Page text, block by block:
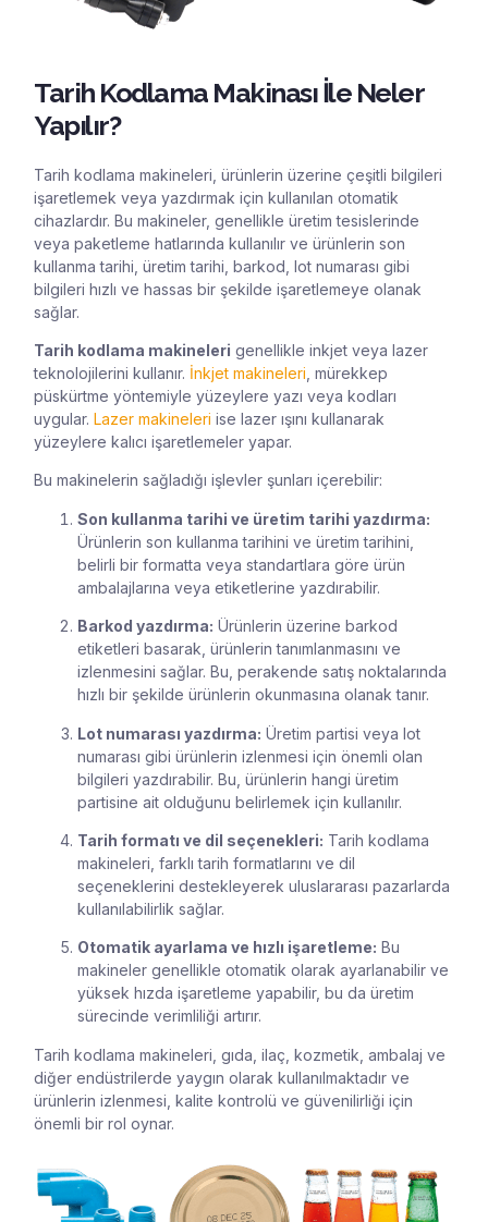
Tarih Kodlama Makinası İle Neler
Yapılır?
Tarih kodlama makineleri, ürünlerin üzerine çeşitli bilgileri
işaretlemek veya yazdırmak için kullanılan otomatik
cihazlardır. Bu makineler, genellikle üretim tesislerinde
veya paketleme hatlarında kullanılır ve ürünlerin son
kullanma tarihi, üretim tarihi, barkod, lot numarası gibi
bilgileri hızlı ve hassas bir şekilde işaretlemeye olanak
sağlar.
Tarih kodlama makineleri genellikle inkjet veya lazer
teknolojilerini kullanır. İnkjet makineleri , mürekkep
püskürtme yöntemiyle yüzeylere yazı veya kodları
uygular. Lazer makineleri ise lazer ışını kullanarak
yüzeylere kalıcı işaretlemeler yapar.
Bu makinelerin sağladığı işlevler şunları içerebilir:
Son kullanma tarihi ve üretim tarihi yazdırma:
Ürünlerin son kullanma tarihini ve üretim tarihini,
belirli bir formatta veya standartlara göre ürün
ambalajlarına veya etiketlerine yazdırabilir.
Barkod yazdırma: Ürünlerin üzerine barkod
etiketleri basarak, ürünlerin tanımlanmasını ve
izlenmesini sağlar. Bu, perakende satış noktalarında
hızlı bir şekilde ürünlerin okunmasına olanak tanır.
Lot numarası yazdırma: Üretim partisi veya lot
numarası gibi ürünlerin izlenmesi için önemli olan
bilgileri yazdırabilir. Bu, ürünlerin hangi üretim
partisine ait olduğunu belirlemek için kullanılır.
Tarih formatı ve dil seçenekleri: Tarih kodlama
makineleri, farklı tarih formatlarını ve dil
seçeneklerini destekleyerek uluslararası pazarlarda
kullanılabilirlik sağlar.
Otomatik ayarlama ve hızlı işaretleme: Bu
makineler genellikle otomatik olarak ayarlanabilir ve
yüksek hızda işaretleme yapabilir, bu da üretim
sürecinde verimliliği artırır.
Tarih kodlama makineleri, gıda, ilaç, kozmetik, ambalaj ve
diğer endüstrilerde yaygın olarak kullanılmaktadır ve
ürünlerin izlenmesi, kalite kontrolü ve güvenilirliği için
önemli bir rol oynar.